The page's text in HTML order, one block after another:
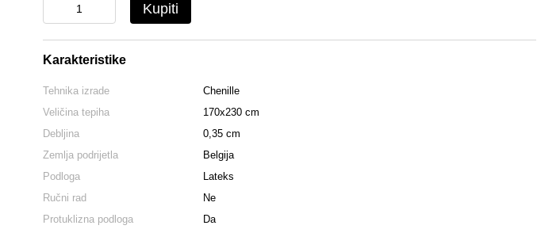
Kupiti
Karakteristike
Tehnika izrade
Chenille
Veličina tepiha
170x230 cm
Debljina
0,35 cm
Zemlja podrijetla
Belgija
Podloga
Lateks
Ručni rad
Ne
Protuklizna podloga
Da